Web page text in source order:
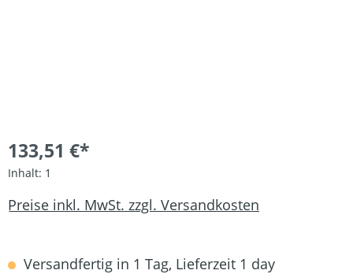
133,51 €*
Inhalt: 1
Preise inkl. MwSt. zzgl. Versandkosten
Versandfertig in 1 Tag, Lieferzeit 1 day